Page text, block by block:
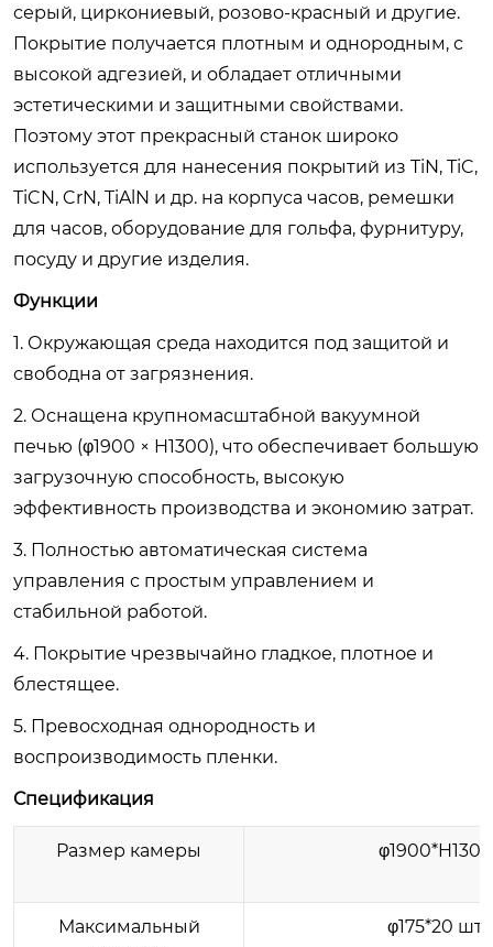
серый, циркониевый, розово-красный и другие.
Покрытие получается плотным и однородным, с
высокой адгезией, и обладает отличными
эстетическими и защитными свойствами.
Поэтому этот прекрасный станок широко
используется для нанесения покрытий из TiN, TiC,
TiCN, CrN, TiAlN и др. на корпуса часов, ремешки
для часов, оборудование для гольфа, фурнитуру,
посуду и другие изделия.
Функции
1. Окружающая среда находится под защитой и
свободна от загрязнения.
2. Оснащена крупномасштабной вакуумной
печью (φ1900 × H1300), что обеспечивает большую
загрузочную способность, высокую
эффективность производства и экономию затрат.
3. Полностью автоматическая система
управления с простым управлением и
стабильной работой.
4. Покрытие чрезвычайно гладкое, плотное и
блестящее.
5. Превосходная однородность и
воспроизводимость пленки.
Спецификация
Размер камеры φ1900*H1300
Максимальный
φ175*20 шт.